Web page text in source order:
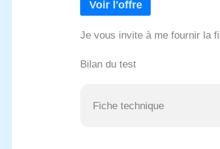
Je vous invite à me fournir la
Bilan du test
Fiche technique